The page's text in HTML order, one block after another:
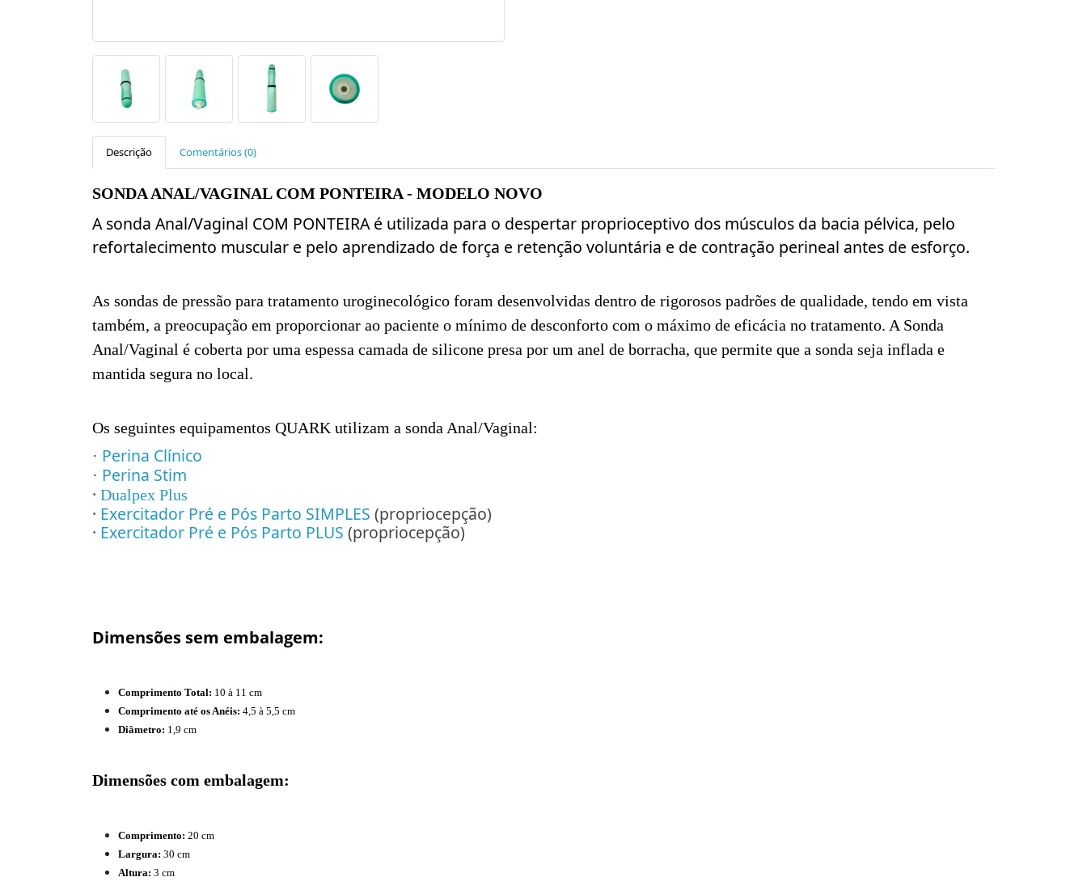
Descrição Comentários (0)
SONDA ANAL/VAGINAL COM PONTEIRA - MODELO NOVO
A sonda Anal/Vaginal COM PONTEIRA é utilizada para o despertar proprioceptivo dos músculos da bacia pélvica, pelo
refortalecimento muscular e pelo aprendizado de força e retenção voluntária e de contração perineal antes de esforço.
As sondas de pressão para tratamento uroginecológico foram desenvolvidas dentro de rigorosos padrões de qualidade, tendo em vista
também, a preocupação em proporcionar ao paciente o mínimo de desconforto com o máximo de eficácia no tratamento. A Sonda
Anal/Vaginal é coberta por uma espessa camada de silicone presa por um anel de borracha, que permite que a sonda seja inflada e
mantida segura no local.
Os seguintes equipamentos QUARK utilizam a sonda Anal/Vaginal:
· Perina Clínico
· Perina Stim
· Dualpex Plus
· Exercitador Pré e Pós Parto SIMPLES (propriocepção)
· Exercitador Pré e Pós Parto PLUS (propriocepção)
Dimensões sem embalagem:
Comprimento Total: 10 à 11 cm
Comprimento até os Anéis: 4,5 à 5,5 cm
Diâmetro: 1,9 cm
Dimensões com embalagem:
Comprimento: 20 cm
Largura: 30 cm
Altura: 3 cm